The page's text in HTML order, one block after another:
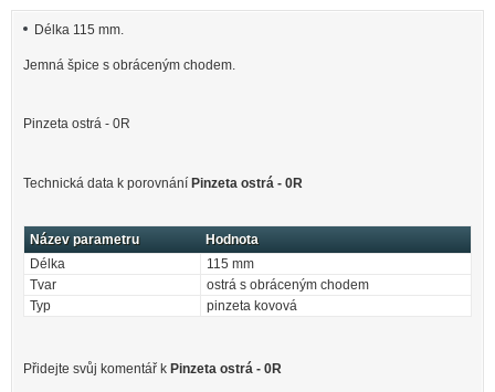
Délka 115 mm.
Jemná špice s obráceným chodem.
Pinzeta ostrá - 0R
Technická data k porovnání Pinzeta ostrá - 0R
Název parametru
Hodnota
Délka
115 mm
Tvar
ostrá s obráceným chodem
Typ
pinzeta kovová
Přidejte svůj komentář k Pinzeta ostrá - 0R